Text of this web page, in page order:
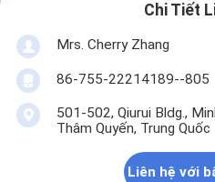
Chi Tiết
Mrs. Cherry Zhang
86-755-22214189--805
501-502, Qiurui Bldg.,
Thâm Quyến, Trung Quốc
Liên hệ với